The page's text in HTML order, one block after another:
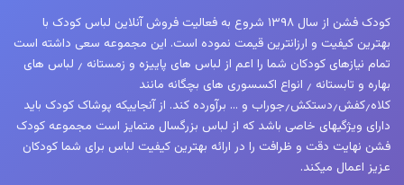
کودک فشن از سال ۱۳۹۸ شروع به فعالیت فروش آنلاین لباس کودک با
بهترین کیفیت و ارزانترین قیمت نموده است. این مجموعه سعی داشته است
تمام نیازهای کودکان شما را اعم از لباس های پاییزه و زمستانه ٫ لباس های
بهاره و تابستانه ٫ انواع اکسسوری های بچگانه مانند
کلاه٫کفش٫دستکش٫جوراب و … برآورده کند. از آنجاییکه پوشاک کودک باید
دارای ویژگیهای خاصی باشد که از لباس بزرگسال متمایز است مجموعه کودک
فشن نهایت دقت و ظرافت را در ارائه بهترین کیفیت لباس برای شما کودکان
عزیز اعمال میکند.